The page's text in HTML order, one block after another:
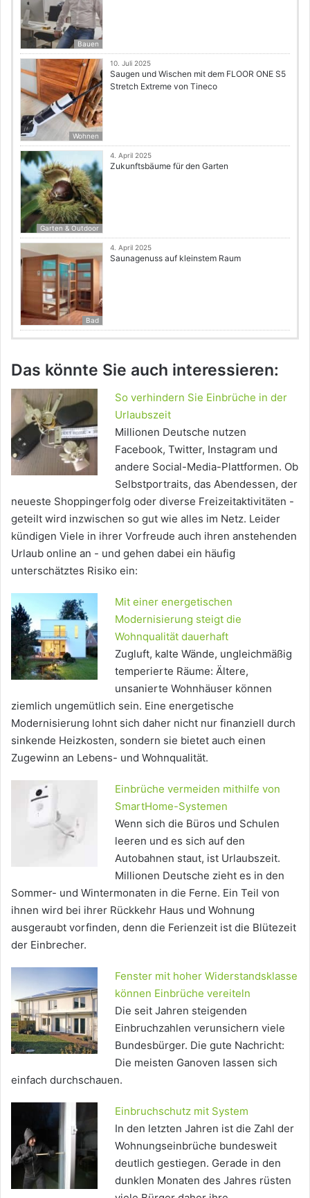
Bauen
Wohnen
10. Juli 2025
Saugen und Wischen mit dem FLOOR ONE S5
Stretch Extreme von Tineco
Garten & Outdoor
4. April 2025
Zukunftsbäume für den Garten
Bad
4. April 2025
Saunagenuss auf kleinstem Raum
Das könnte Sie auch interessieren:
So verhindern Sie Einbrüche in der
Urlaubszeit
Millionen Deutsche nutzen
Facebook, Twitter, Instagram und
andere Social-Media-Plattformen. Ob
Selbstportraits, das Abendessen, der
neueste Shoppingerfolg oder diverse Freizeitaktivitäten -
geteilt wird inzwischen so gut wie alles im Netz. Leider
kündigen Viele in ihrer Vorfreude auch ihren anstehenden
Urlaub online an - und gehen dabei ein häufig
unterschätztes Risiko ein:
Mit einer energetischen
Modernisierung steigt die
Wohnqualität dauerhaft
Zugluft, kalte Wände, ungleichmäßig
temperierte Räume: Ältere,
unsanierte Wohnhäuser können
ziemlich ungemütlich sein. Eine energetische
Modernisierung lohnt sich daher nicht nur finanziell durch
sinkende Heizkosten, sondern sie bietet auch einen
Zugewinn an Lebens- und Wohnqualität.
Einbrüche vermeiden mithilfe von
SmartHome-Systemen
Wenn sich die Büros und Schulen
leeren und es sich auf den
Autobahnen staut, ist Urlaubszeit.
Millionen Deutsche zieht es in den
Sommer- und Wintermonaten in die Ferne. Ein Teil von
ihnen wird bei ihrer Rückkehr Haus und Wohnung
ausgeraubt vorfinden, denn die Ferienzeit ist die Blütezeit
der Einbrecher.
Fenster mit hoher Widerstandsklasse
können Einbrüche vereiteln
Die seit Jahren steigenden
Einbruchzahlen verunsichern viele
Bundesbürger. Die gute Nachricht:
Die meisten Ganoven lassen sich
einfach durchschauen.
Einbruchschutz mit System
In den letzten Jahren ist die Zahl der
Wohnungseinbrüche bundesweit
deutlich gestiegen. Gerade in den
dunklen Monaten des Jahres rüsten